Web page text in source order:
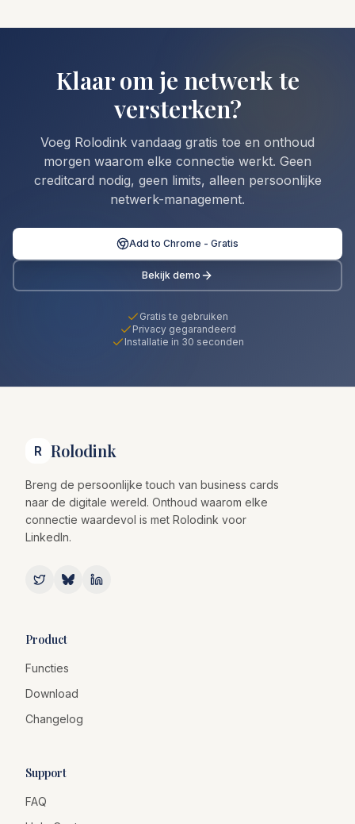
Klaar om je netwerk te
versterken?
Voeg Rolodink vandaag gratis toe en onthoud
morgen waarom elke connectie werkt. Geen
creditcard nodig, geen limits, alleen persoonlijke
netwerk-management.
Add to Chrome - Gratis
Bekijk demo
Gratis te gebruiken
Privacy gegarandeerd
Installatie in 30 seconden
R Rolodink
Breng de persoonlijke touch van business cards
naar de digitale wereld. Onthoud waarom elke
connectie waardevol is met Rolodink voor
LinkedIn.
Product
Functies
Download
Changelog
Support
FAQ